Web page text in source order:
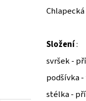
z
5
Složení:
svršek -
podšívka
stélka -